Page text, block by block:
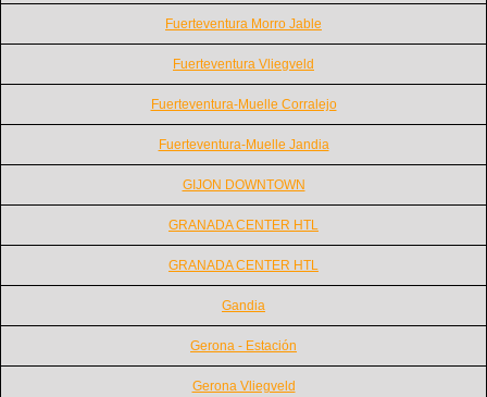
Fuerteventura Morro Jable
Fuerteventura Vliegveld
Fuerteventura-Muelle Corralejo
Fuerteventura-Muelle Jandia
GIJON DOWNTOWN
GRANADA CENTER HTL
GRANADA CENTER HTL
Gandia
Gerona - Estación
Gerona Vliegveld